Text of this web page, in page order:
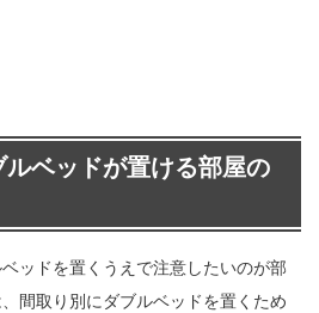
ルベッドが置ける部屋の
ッドを置くうえで注意したいのが部
間取り別にダブルベッドを置くため